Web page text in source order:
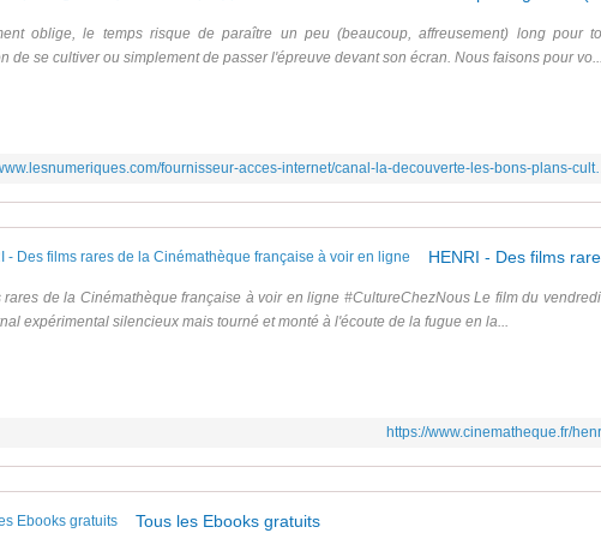
oblige, le temps risque de paraître un peu (beaucoup, affreusement) long pour
de se cultiver ou simplement de passer l'épreuve devant son écran. Nous faisons pour vo...
https://www.lesnumeriques.com/
rares de la Cinémathèque française à voir en ligne #CultureChezNous Le film du
expérimental silencieux mais tourné et monté à l'écoute de la fugue en la...
https://www.cinematheque.fr/
Tous les Ebooks gratuits